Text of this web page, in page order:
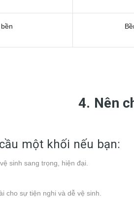
4. Nên
một khối nếu bạn:
sinh sang trọng, hiện đại.
cho sự tiện nghi và dễ vệ sinh.